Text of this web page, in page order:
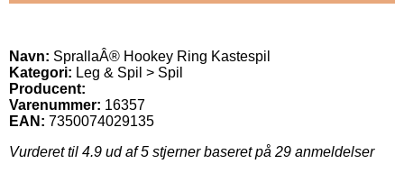
Navn: SprallaÂ® Hookey Ring Kastespil
Kategori: Leg & Spil > Spil
Producent:
Varenummer: 16357
EAN: 7350074029135
Vurderet til 4.9 ud af 5 stjerner baseret på 29 anmeldelser